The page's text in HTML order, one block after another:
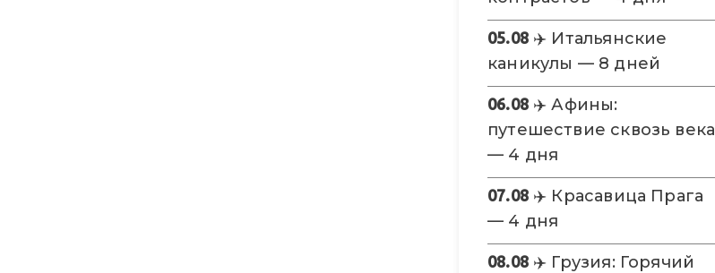
05.08✈️ Итальянские
каникулы — 8 дней
06.08✈️ Афины:
путешествие сквозь века
— 4 дня
07.08✈️ Красавица Прага
— 4 дня
08.08✈️ Грузия: Горячий